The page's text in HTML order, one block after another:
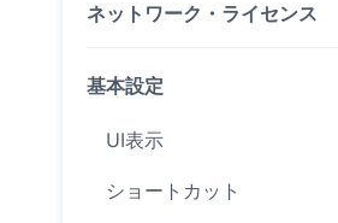
ネットワーク・ライセンス
基本設定
UI表示
ショートカット